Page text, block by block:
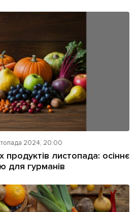
2024, 20:00
продуктів листопада: осіннє
для гурманів